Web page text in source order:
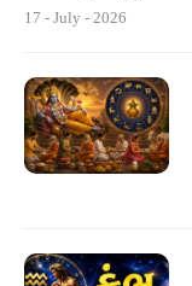
17 - July - 2026